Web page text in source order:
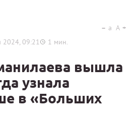
2024, 09:21 1 мин.
a A
вышла
узнала
в «Больших